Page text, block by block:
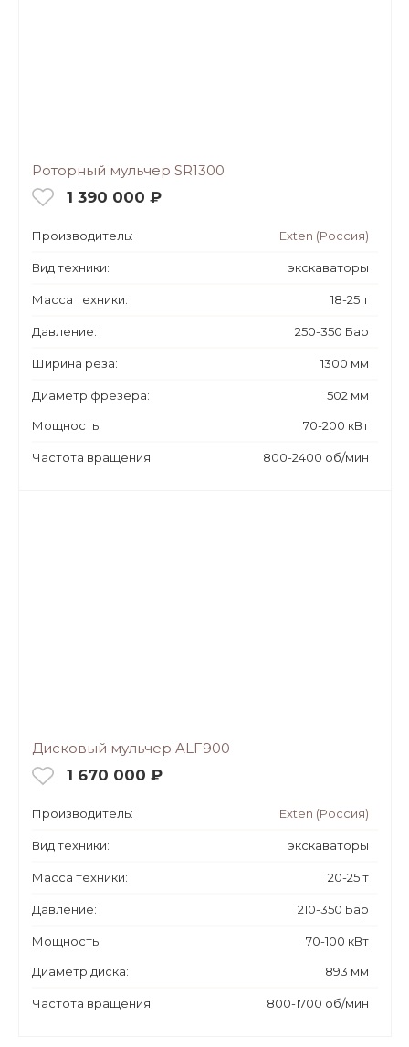
Роторный мульчер SR1300
1 390 000 ₽
Производитель: Exten (Россия)
Вид техники: экскаваторы
Масса техники: 18-25 т
Давление: 250-350 Бар
Ширина реза: 1300 мм
Диаметр фрезера: 502 мм
Мощность: 70-200 кВт
Частота вращения: 800-2400 об/мин
Дисковый мульчер ALF900
1 670 000 ₽
Производитель: Exten (Россия)
Вид техники: экскаваторы
Масса техники: 20-25 т
Давление: 210-350 Бар
Мощность: 70-100 кВт
Диаметр диска: 893 мм
Частота вращения: 800-1700 об/мин